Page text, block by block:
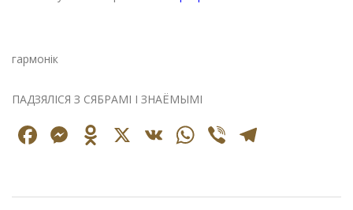
гармонік
ПАДЗЯЛІСЯ З СЯБРАМІ І ЗНАЁМЫМІ
Facebook
Messenger
Odnoklassniki
X VK WhatsApp
Viber